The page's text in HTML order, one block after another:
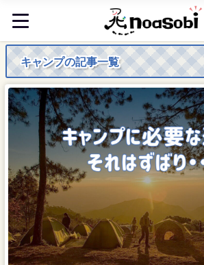
キャンプの記事一覧